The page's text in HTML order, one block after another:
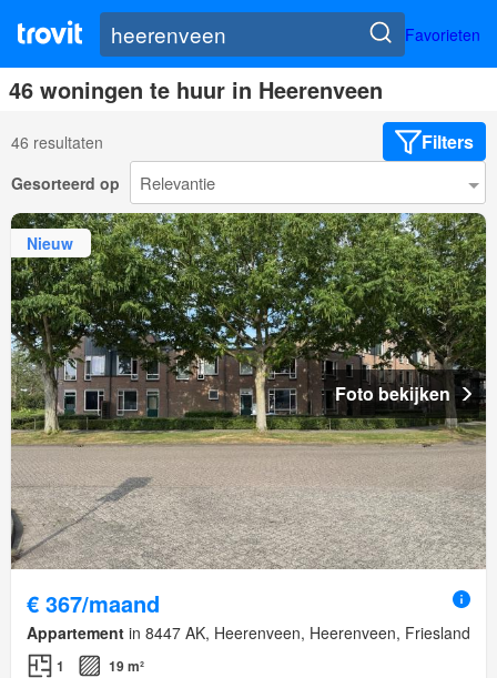
Favorieten
46 woningen te huur in Heerenveen
46 resultaten Filters
Gesorteerd op
Nieuw
Foto bekijken
€ 367/maand
Appartement in 8447 AK, Heerenveen, Heerenveen, Friesland
1
19 m²